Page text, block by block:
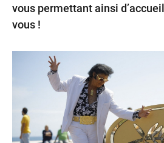
vous permettant ainsi
vous !